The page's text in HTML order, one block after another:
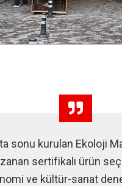
sonu kurulan Ekoloji
sertifikalı ürün
ve kültür-sanat